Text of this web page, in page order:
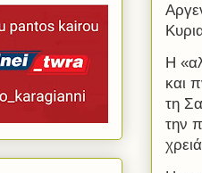
H
και
τη
την